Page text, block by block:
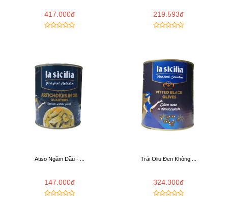
417.000đ 219.593đ
Atiso Ngâm Dầu - ...
147.000đ
Trái Oliu Đen Không ...
324.300đ